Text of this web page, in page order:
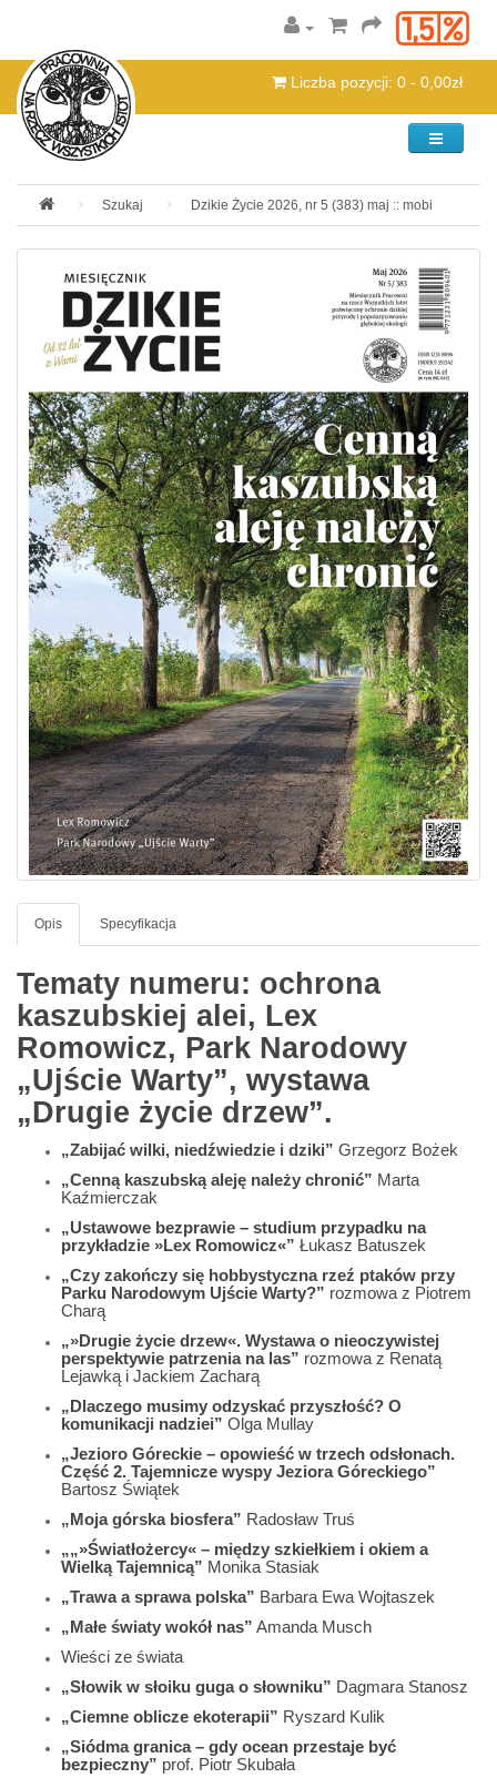
Liczba pozycji: 0 - 0,00zł
Kategorie
Szukaj Dzikie Życie 2026, nr 5 (383) maj :: mobi
Opis Specyfikacja
Tematy numeru: ochrona
kaszubskiej alei, Lex
Romowicz, Park Narodowy
„Ujście Warty”, wystawa
„Drugie życie drzew”.
„Zabijać wilki, niedźwiedzie i dziki” Grzegorz Bożek
„Cenną kaszubską aleję należy chronić” Marta
Kaźmierczak
„Ustawowe bezprawie – studium przypadku na
przykładzie »Lex Romowicz«” Łukasz Batuszek
„Czy zakończy się hobbystyczna rzeź ptaków przy
Parku Narodowym Ujście Warty?” rozmowa z Piotrem
Charą
„»Drugie życie drzew«. Wystawa o nieoczywistej
perspektywie patrzenia na las” rozmowa z Renatą
Lejawką i Jackiem Zacharą
„Dlaczego musimy odzyskać przyszłość? O
komunikacji nadziei” Olga Mullay
„Jezioro Góreckie – opowieść w trzech odsłonach.
Część 2. Tajemnicze wyspy Jeziora Góreckiego”
Bartosz Świątek
„Moja górska biosfera” Radosław Truś
„„»Światłożercy« – między szkiełkiem i okiem a
Wielką Tajemnicą” Monika Stasiak
„Trawa a sprawa polska” Barbara Ewa Wojtaszek
„Małe światy wokół nas” Amanda Musch
Wieści ze świata
„Słowik w słoiku guga o słowniku” Dagmara Stanosz
„Ciemne oblicze ekoterapii” Ryszard Kulik
„Siódma granica – gdy ocean przestaje być
bezpieczny” prof. Piotr Skubała